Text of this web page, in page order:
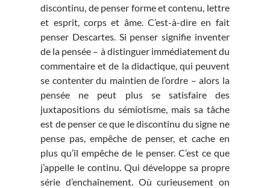
discontinu, de penser forme et contenu, lettre
et esprit, corps et âme. C’est-à-dire en fait
penser Descartes. Si penser signifie inventer
de la pensée – à distinguer immédiatement du
commentaire et de la didactique, qui peuvent
se contenter du maintien de l’ordre – alors la
pensée ne peut plus se satisfaire des
juxtapositions du sémiotisme, mais sa tâche
est de penser ce que le discontinu du signe ne
pense pas, empêche de penser, et cache en
plus qu’il empêche de le penser. C’est ce que
j’appelle le continu. Qui développe sa propre
série d’enchaînement. Où curieusement on